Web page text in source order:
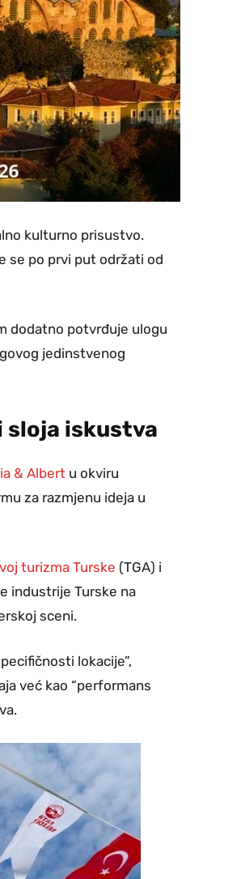
kulturno prisustvo.
se po prvi put održati od
dodatno potvrđuje ulogu
jedinstvenog
sloja iskustva
& Albert u okviru
za razmjenu ideja u
turizma Turske (TGA) i
industrije Turske na
sceni.
lokacije”,
već kao “performans